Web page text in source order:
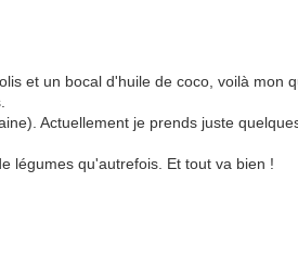
et un bocal d'huile de coco, voilà mon
Actuellement je prends juste
légumes qu'autrefois. Et tout va bien !